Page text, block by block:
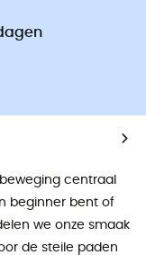
centraal
beginner bent of
we onze smaak
de steile paden